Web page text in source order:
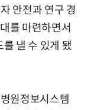
안전과 연구 경
를 마련하면서
낼 수 있게 됐
원정보시스템